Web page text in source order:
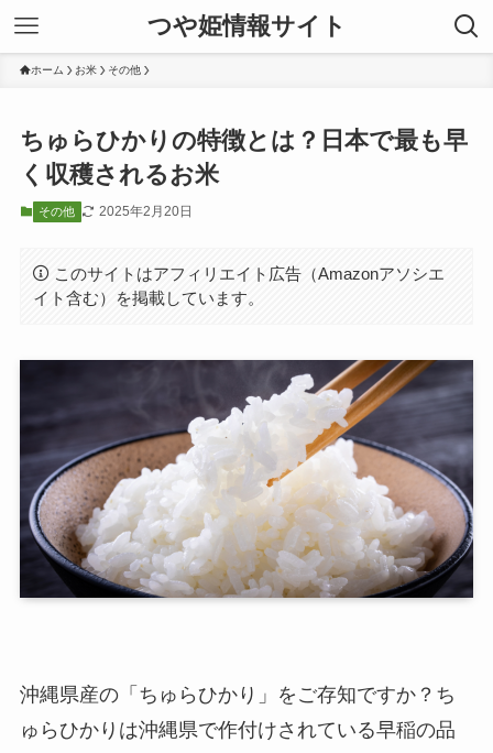
つや姫情報サイト
ホーム お米 その他
ちゅらひかりの特徴とは？日本で最も早
く収穫されるお米
その他 2025年2月20日
このサイトはアフィリエイト広告（Amazonアソシエ
イト含む）を掲載しています。
沖縄県産の「ちゅらひかり」をご存知ですか？ち
ゅらひかりは沖縄県で作付けされている早稲の品